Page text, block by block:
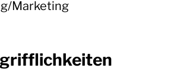
Marketing